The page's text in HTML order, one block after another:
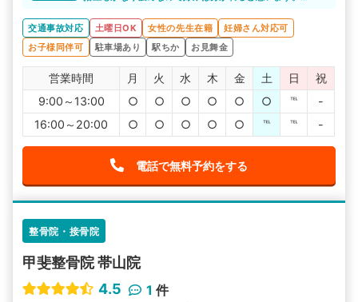
です。
交通事故対応 土曜日OK 女性の先生在籍
妊婦さん対応可
お子様同伴可
駐車場あり 駅ちか お見舞金
営業時間 月 火 水 木 金 土 日
祝
9:00～13:00
○ ○ ○ ○ ○ ○ ℡
-
16:00～20:00
○ ○ ○ ○ ○ ℡ ℡ -
電話で無料予約をする
整骨院・接骨院
甲斐整骨院 帯山院
4.5
1 件